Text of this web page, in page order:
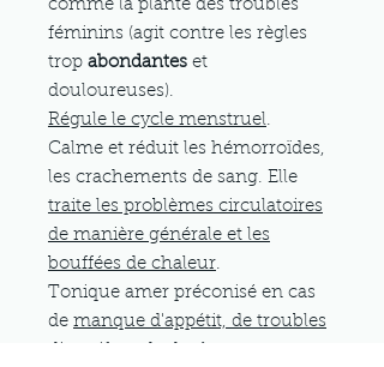
comme la plante des troubles
féminins (agit contre les règles
trop abondantes et
douloureuses).
Régule le cycle menstruel.
Calme et réduit les hémorroïdes,
les crachements de sang. Elle
traite les problèmes circulatoires
de manière générale et les
bouffées de chaleur.
Tonique amer préconisé en cas
de manque d'appétit, de troubles